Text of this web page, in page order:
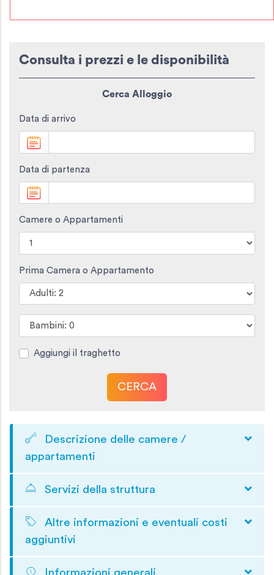
Consulta i prezzi e le disponibilità
Cerca Alloggio
Data di arrivo
Data di partenza
Camere o Appartamenti
Prima Camera o Appartamento
Aggiungi il traghetto
CERCA
Descrizione delle camere /
appartamenti
Servizi della struttura
Altre informazioni e eventuali costi
aggiuntivi
Informazioni generali